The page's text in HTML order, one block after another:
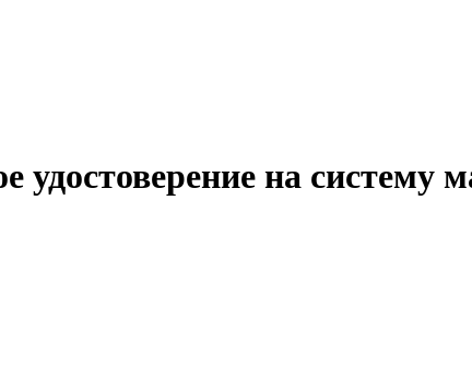
удостоверение на систему